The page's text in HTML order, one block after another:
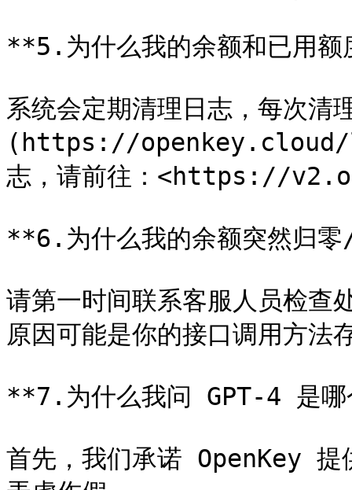
**5.为什么我的余额和已用
系统会定期清理日志，每次
(https://openkey.cloud/
志，请前往：<https://
**6.为什么我的余额突然归
请第一时间联系客服人员检查
原因可能是你的接口调用方法
**7.为什么我问 GPT-4 是哪
首先，我们承诺 OpenKey 提